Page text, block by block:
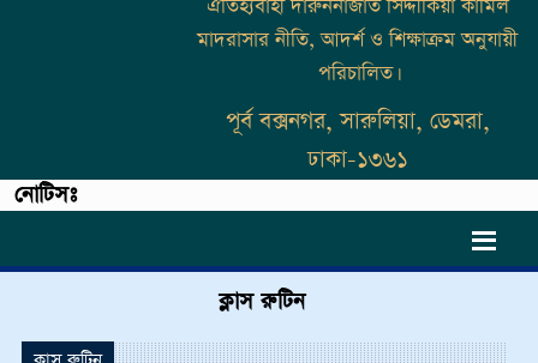
ঐতিহ্যবাহী দারুননাজাত সিদ্দীকিয়া কামিল
মাদরাসার নীতি, আদর্শ ও শিক্ষাক্রম অনুযায়ী
পরিচালিত।
পূর্ব বক্সনগর, সারুলিয়া, ডেমরা,
ঢাকা-১৩৬১
নোটিসঃ
✒️✒️
ক্লাস রুটিন